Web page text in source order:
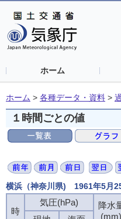
ホーム
ホーム > 各種データ・資料 >
１時間ごとの値
横浜（神奈川県) 1961年5月
時
気圧(hPa)
降水
(mm)